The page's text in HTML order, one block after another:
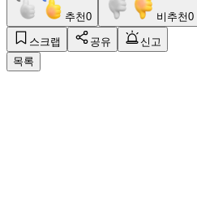
추천0 비추천0
스크랩 공유
신고
목록